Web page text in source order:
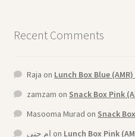
Recent Comments
Raja on
zamzam on
Masooma Murad on
ام جنى on